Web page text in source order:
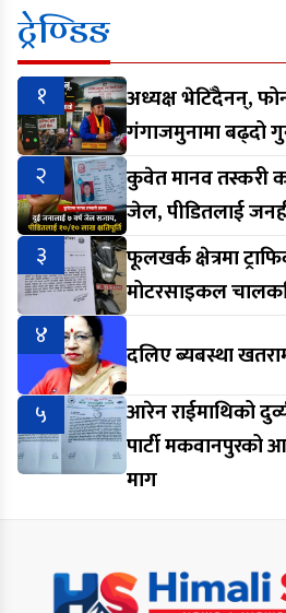
ट्रेण्डिङ
१
अध्यक्ष भेटिँदैनन्,
गंगाजमुनामा बढ्दो
२
कुवेत मानव तस्करी
जेल, पीडितलाई
३
फूलखर्क क्षेत्रमा
मोटरसाइकल
४
दलिए ब्यबस्था
५
आरेन राईमाथिको
पार्टी मकवानपुरको
माग